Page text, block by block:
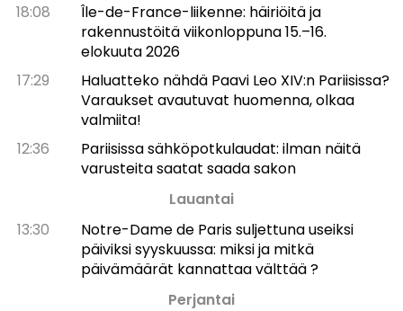
18:08
Île-de-France-liikenne: häiriöitä ja
rakennustöitä viikonloppuna 15.–16.
elokuuta 2026
17:29
Haluatteko nähdä Paavi Leo XIV:n Pariisissa?
Varaukset avautuvat huomenna, olkaa
valmiita!
12:36
Pariisissa sähköpotkulaudat: ilman näitä
varusteita saatat saada sakon
Lauantai
13:30
Notre-Dame de Paris suljettuna useiksi
päiviksi syyskuussa: miksi ja mitkä
päivämäärät kannattaa välttää ?
Perjantai